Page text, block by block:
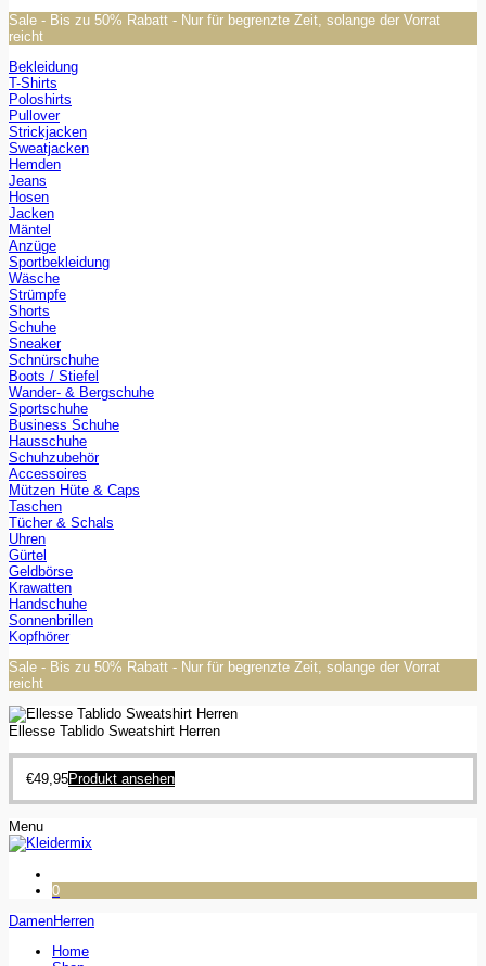
Sale - Bis zu 50% Rabatt - Nur für begrenzte Zeit, solange der Vorrat
reicht
Bekleidung
T-Shirts
Poloshirts
Pullover
Strickjacken
Sweatjacken
Hemden
Jeans
Hosen
Jacken
Mäntel
Anzüge
Sportbekleidung
Wäsche
Strümpfe
Shorts
Schuhe
Sneaker
Schnürschuhe
Boots / Stiefel
Wander- & Bergschuhe
Sportschuhe
Business Schuhe
Hausschuhe
Schuhzubehör
Accessoires
Mützen Hüte & Caps
Taschen
Tücher & Schals
Uhren
Gürtel
Geldbörse
Krawatten
Handschuhe
Sonnenbrillen
Kopfhörer
Sale - Bis zu 50% Rabatt - Nur für begrenzte Zeit, solange der Vorrat
reicht
Ellesse Tablido Sweatshirt Herren
€49,95Produkt ansehen
Menu
0
DamenHerren
Home